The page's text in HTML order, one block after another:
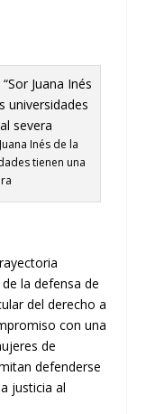
Inés de la
tienen una
la defensa de
del derecho a
miso con una
de
defenderse
justicia al